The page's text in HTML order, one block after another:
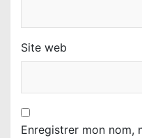
Site web
Enregistrer mon nom,